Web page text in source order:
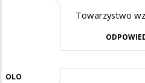
Towarzystwo
OLO